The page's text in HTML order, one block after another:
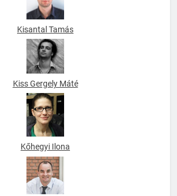
Kisantal Tamás
Kiss Gergely Máté
Kőhegyi Ilona